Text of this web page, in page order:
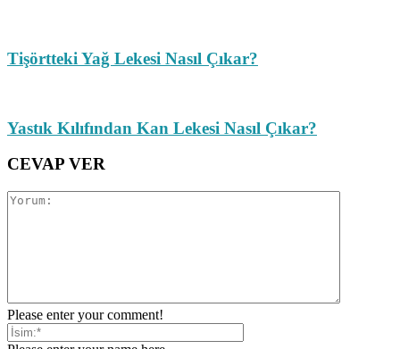
Tişörtteki Yağ Lekesi Nasıl Çıkar?
Yastık Kılıfından Kan Lekesi Nasıl Çıkar?
CEVAP VER
Please enter your comment!